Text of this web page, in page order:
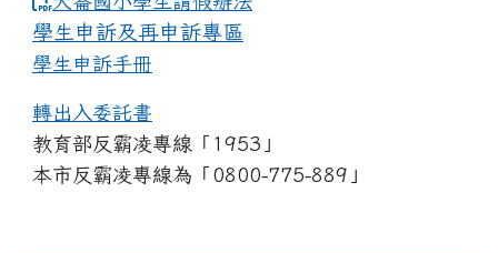
學生申訴及再申訴專區
學生申訴手冊
轉出入委託書
教育部反霸凌專線「1953」
本市反霸凌專線為「0800-775-889」